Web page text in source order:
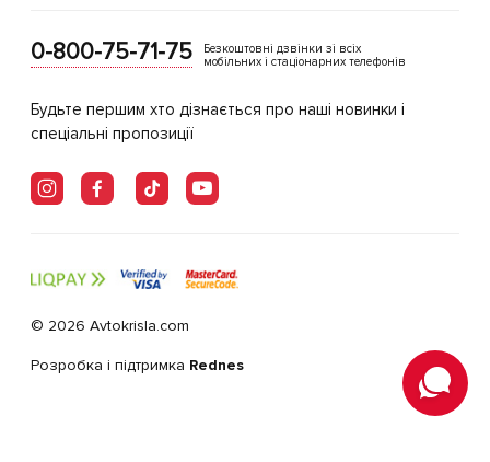
0-800-75-71-75
Безкоштовні дзвінки зі всіх
мобільних і стаціонарних телефонів
Будьте першим хто дізнається про наші новинки і
спеціальні пропозиції
© 2026 Avtokrisla.com
Розробка і підтримка Rednes